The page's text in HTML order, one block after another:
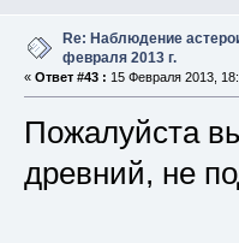
Re: Наблюдение
февраля 2013 г.
« Ответ #43 : 15 Февраля 2013,
Пожалуйста
древний, не